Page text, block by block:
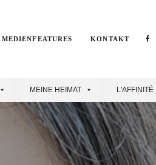
KONTAKT
MEINE HEIMAT L'AFFINITÉ